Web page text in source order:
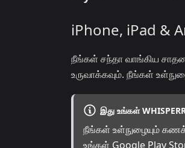
iPhone, iPad &
நீங்கள் சந்தா வாங்கிய
உருவாக்கவும். நீங்கள்
இது உங்கள்
நீங்கள் உள்நுழையும்
உங்கள் Google Play